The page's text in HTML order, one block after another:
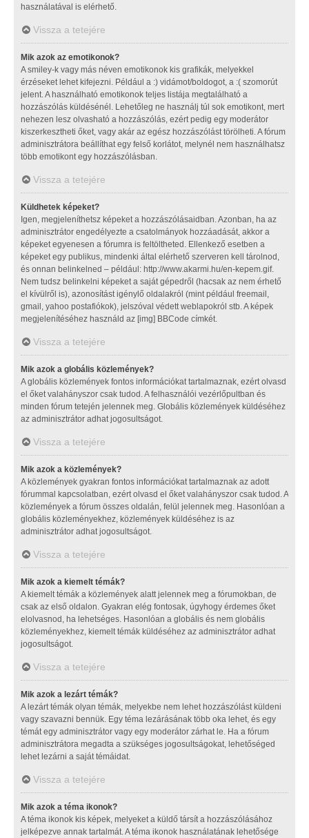
használatával is elérhető.
Vissza a tetejére
Mik azok az emotikonok?
A smiley-k vagy más néven emotikonok kis grafikák, melyekkel
érzéseket lehet kifejezni. Például a :) vidámot/boldogot, a :( szomorút
jelent. A használható emotikonok teljes listája megtalálható a
hozzászólás küldésénél. Lehetőleg ne használj túl sok emotikont, mert
nehezen lesz olvasható a hozzászólás, ezért pedig egy moderátor
kiszerkesztheti őket, vagy akár az egész hozzászólást törölheti. A fórum
adminisztrátora beállíthat egy felső korlátot, melynél nem használhatsz
több emotikont egy hozzászólásban.
Vissza a tetejére
Küldhetek képeket?
Igen, megjeleníthetsz képeket a hozzászólásaidban. Azonban, ha az
adminisztrátor engedélyezte a csatolmányok hozzáadását, akkor a
képeket egyenesen a fórumra is feltöltheted. Ellenkező esetben a
képeket egy publikus, mindenki által elérhető szerveren kell tárolnod,
és onnan belinkelned – például: http://www.akarmi.hu/en-kepem.gif.
Nem tudsz belinkelni képeket a saját gépedről (hacsak az nem érhető
el kívülről is), azonosítást igénylő oldalakról (mint például freemail,
gmail, yahoo postafiókok), jelszóval védett weblapokról stb. A képek
megjelenítéséhez használd az [img] BBCode címkét.
Vissza a tetejére
Mik azok a globális közlemények?
A globális közlemények fontos információkat tartalmaznak, ezért olvasd
el őket valahányszor csak tudod. A felhasználói vezérlőpultban és
minden fórum tetején jelennek meg. Globális közlemények küldéséhez
az adminisztrátor adhat jogosultságot.
Vissza a tetejére
Mik azok a közlemények?
A közlemények gyakran fontos információkat tartalmaznak az adott
fórummal kapcsolatban, ezért olvasd el őket valahányszor csak tudod. A
közlemények a fórum összes oldalán, felül jelennek meg. Hasonlóan a
globális közleményekhez, közlemények küldéséhez is az
adminisztrátor adhat jogosultságot.
Vissza a tetejére
Mik azok a kiemelt témák?
A kiemelt témák a közlemények alatt jelennek meg a fórumokban, de
csak az első oldalon. Gyakran elég fontosak, úgyhogy érdemes őket
elolvasnod, ha lehetséges. Hasonlóan a globális és nem globális
közleményekhez, kiemelt témák küldéséhez az adminisztrátor adhat
jogosultságot.
Vissza a tetejére
Mik azok a lezárt témák?
A lezárt témák olyan témák, melyekbe nem lehet hozzászólást küldeni
vagy szavazni bennük. Egy téma lezárásának több oka lehet, és egy
témát egy adminisztrátor vagy egy moderátor zárhat le. Ha a fórum
adminisztrátora megadta a szükséges jogosultságokat, lehetőséged
lehet lezárni a saját témáidat.
Vissza a tetejére
Mik azok a téma ikonok?
A téma ikonok kis képek, melyeket a küldő társít a hozzászólásához
jelképezve annak tartalmát. A téma ikonok használatának lehetősége